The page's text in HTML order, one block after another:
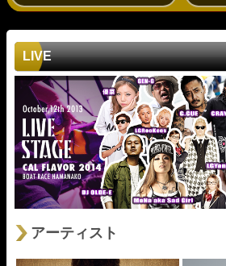
LIVE
アーティスト